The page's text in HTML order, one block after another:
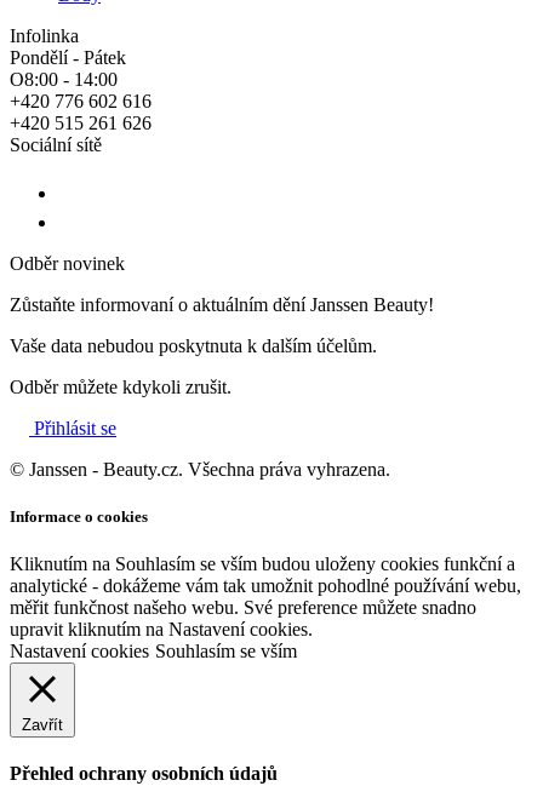
Infolinka
Pondělí - Pátek
O8:00 - 14:00
+420 776 602 616
+420 515 261 626
Sociální sítě
Odběr novinek
Zůstaňte informovaní o aktuálním dění Janssen Beauty!
Vaše data nebudou poskytnuta k dalším účelům.
Odběr můžete kdykoli zrušit.
Přihlásit se
© Janssen - Beauty.cz. Všechna práva vyhrazena.
Informace o cookies
Kliknutím na Souhlasím se vším budou uloženy cookies funkční a
analytické - dokážeme vám tak umožnit pohodlné používání webu,
měřit funkčnost našeho webu. Své preference můžete snadno
upravit kliknutím na Nastavení cookies.
Nastavení cookies Souhlasím se vším
Zavřít
Přehled ochrany osobních údajů